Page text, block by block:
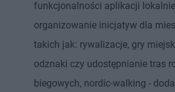
funkcjonalności aplikacji
organizowanie inicjatyw dla
takich jak: rywalizacje, gry
odznaki czy udostępnianie tras
biegowych, nordic-walking -